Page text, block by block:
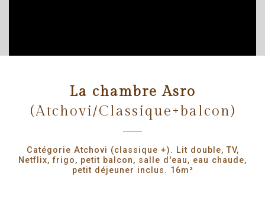
La chambre Asro
(Atchovi/Classique+balcon)
Catégorie Atchovi (classique +). Lit double, TV,
Netflix, frigo, petit balcon, salle d'eau, eau chaude,
petit déjeuner inclus. 16m²